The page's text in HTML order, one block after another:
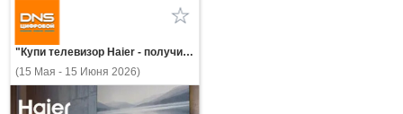
"Купи телевизор Haier - получи скидку на саундбар Haier!"
(15 Мая - 15 Июня 2026)